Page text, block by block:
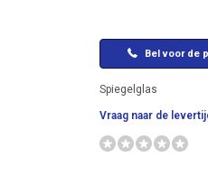
Bel voor de
Spiegelglas
Vraag naar de